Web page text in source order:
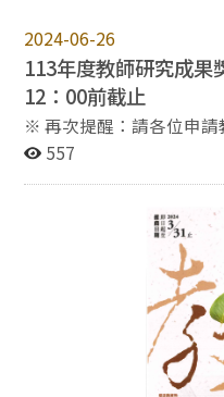
配表」（附件03）、「國
細則」（附件04）、「
議」（附件05）及「114
份。
1）。 （三）擬申請補助之中、外文論文全文紙本與電子
檔。 （四）其他有利於審查之文件，如被接受投稿與出版
證明等。 五、相關辦法： 國立政治大學文學院教研人員
國際學術能量躍升補助施
立政治大學學術研究補助辦法
補助標準請參考「國立政
費支給標準」（附件4）
字數計之」（附件5）。 請於截止時間前將申請文件送交
文學院兼任助理 譚哲明。 聯絡分機: 62358 聯絡信箱:
2024-06-26
113年度教師研究成果
12：00前截止
※ 再次提醒：請各位申請
錄資料庫登錄資料後，再提出
意申請者請依說明辦理，請 查照。 說 明
研發處來文政研發字第
果獎勵細則」辦理。 二、申請資格：本院專任教師。
三、申請內容：依據前
資料庫登錄後，連同申
彙整後送院辦公室，完
557